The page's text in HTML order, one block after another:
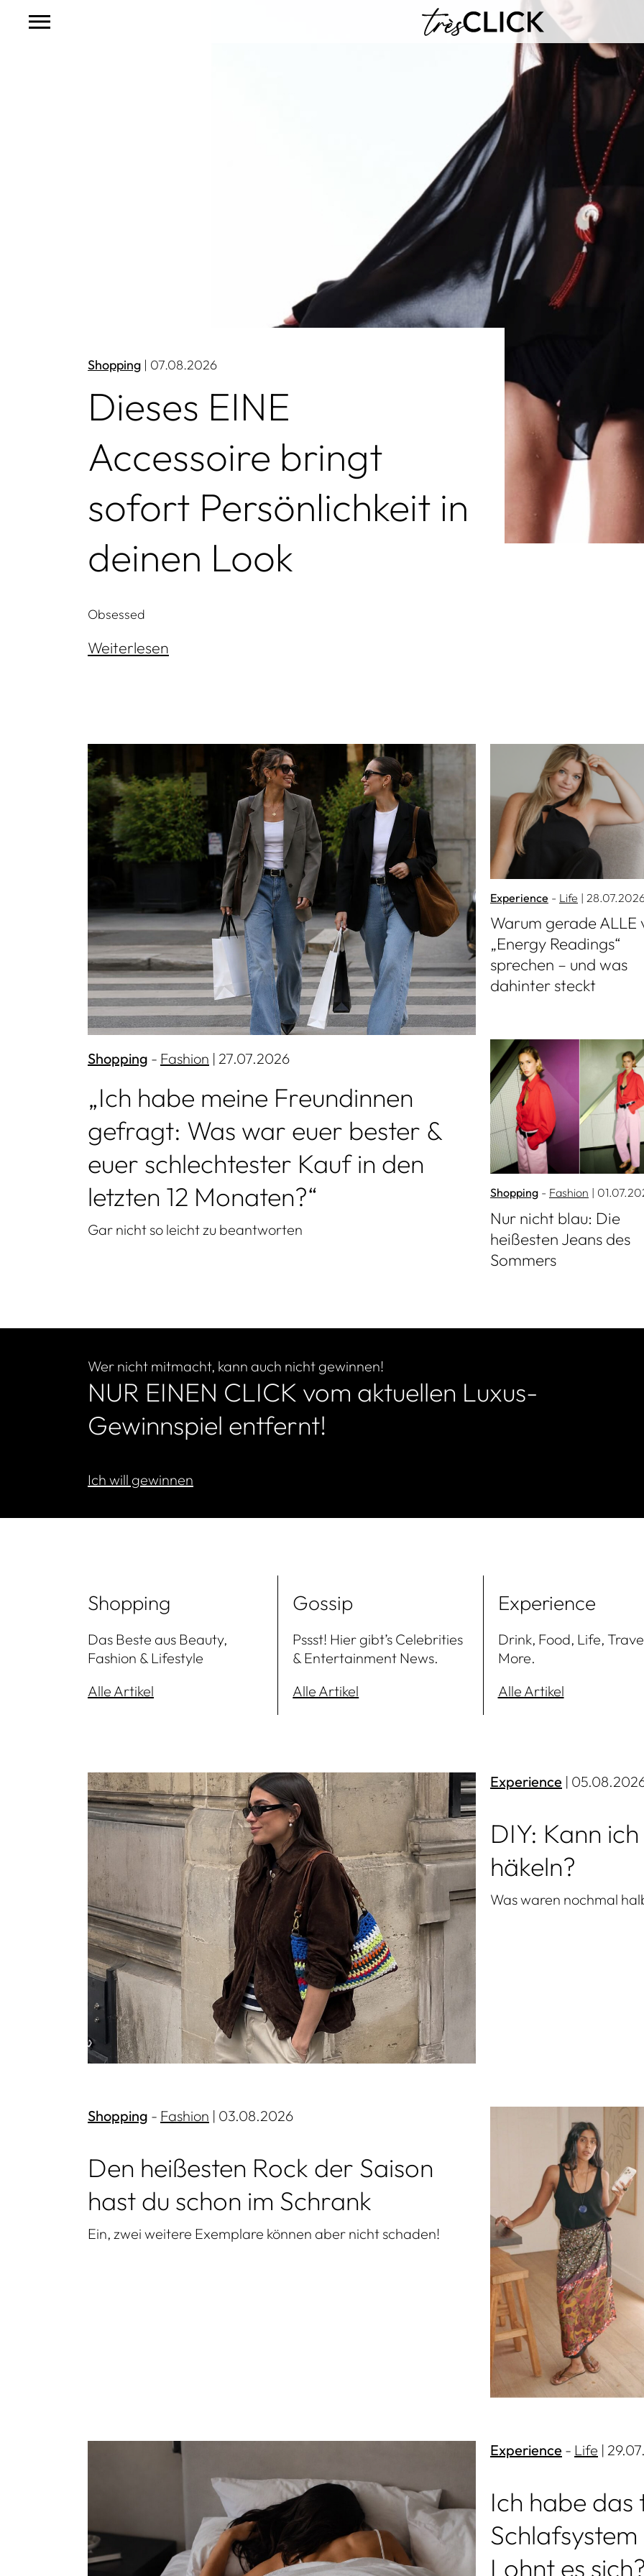
Gossip
Experience
Shopping | 07.08.2026
Dieses EINE
Accessoire bringt
sofort Persönlichkeit in
deinen Look
Obsessed
Weiterlesen
Shopping Fashion | 27.07.2026
„Ich habe meine Freundinnen
gefragt: Was war euer bester &
euer schlechtester Kauf in den
letzten 12 Monaten?“
Gar nicht so leicht zu beantworten
Mehr lesen
Experience Life |
Warum gerade ALLE
„Energy Readings“
sprechen – und was
dahinter steckt
Shopping Fashion |
Nur nicht blau: Die
heißesten Jeans des
Sommers
Mehr lesen
Wer nicht mitmacht, kann auch nicht gewinnen!
NUR EINEN CLICK vom aktuellen Luxus-
Gewinnspiel entfernt!
Ich will gewinnen
Shopping
Das Beste aus Beauty,
Fashion & Lifestyle
Alle Artikel
Gossip
Pssst! Hier gibt’s Celebrities
& Entertainment News.
Alle Artikel
Experience
Drink, Food, Life,
More.
Alle Artikel
Experience |
DIY: Kann
häkeln?
Was waren nochmal
Mehr lesen
Shopping Fashion | 03.08.2026
Den heißesten Rock der Saison
hast du schon im Schrank
Ein, zwei weitere Exemplare können aber nicht schaden!
Mehr lesen
Experience Life |
Ich habe das
Lohnt es sich?